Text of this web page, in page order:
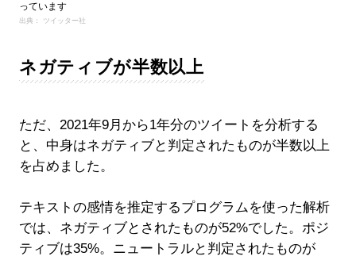
っています
出典： ツイッター社
ネガティブが半数以上
ただ、2021年9月から1年分のツイートを分析する
と、中身はネガティブと判定されたものが半数以上
を占めました。
テキストの感情を推定するプログラムを使った解析
では、ネガティブとされたものが52%でした。ポジ
ティブは35%。ニュートラルと判定されたものが